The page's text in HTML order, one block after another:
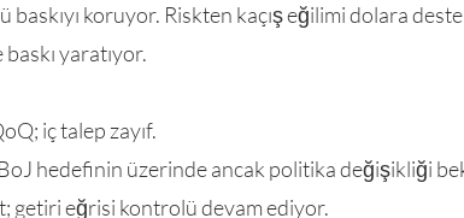
koruyor. Riskten kaçış eğilimi dolara
yaratıyor.
iç talep zayıf.
hedefinin üzerinde ancak politika değişikliği
getiri eğrisi kontrolü devam ediyor.